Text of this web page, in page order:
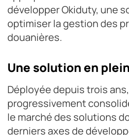
développer Okiduty, une
optimiser la gestion des
douanières.
Une solution en
Déployée depuis trois
progressivement
le marché des solutions
derniers axes de